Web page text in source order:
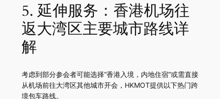
5. 延伸服务：香港机场往
返大湾区主要城市路线详
解
考虑到部分参会者可能选择“香港入境，内地住宿”或需直接
从机场前往大湾区其他城市开会，HKMOT提供以下热门跨
境包车路线。